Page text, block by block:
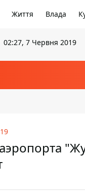
Життя Влада
02:27, 7 Червня 2019